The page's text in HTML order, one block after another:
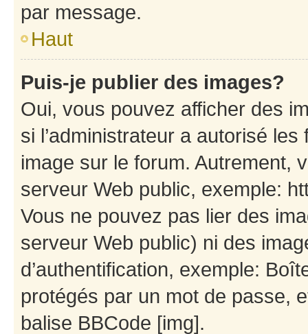
par message.
Haut
Puis-je publier des images?
Oui, vous pouvez afficher des
si l’administrateur a autorisé
image sur le forum. Autrement,
serveur Web public, exemple:
Vous ne pouvez pas lier des
serveur Web public) ni des
d’authentification, exemple:
protégés par un mot de passe,
balise BBCode [img].